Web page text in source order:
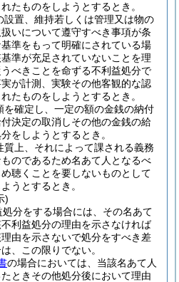
たものをしようとするとき。
設置、維持若しくは管理又は物の
いについて遵守すべき事項が条
準をもって明確にされている場
準が充足されていないことを理
べきことを命ずる不利益処分で
が計測、実験その他客観的な認
たものをしようとするとき。
を確定し、一定の額の金銭の納付
決定の取消しその他の金銭の給
をしようとするとき。
質上、それによって課される義務
のであるため名あて人となるべ
聴くことを要しないものとして
うとするとき。
)
分をする場合には、その名あて
利益処分の理由を示さなければ
由を示さないで処分をすべき差
、この限りでない。
の場合においては、当該名あて人
ときその他処分後において理由